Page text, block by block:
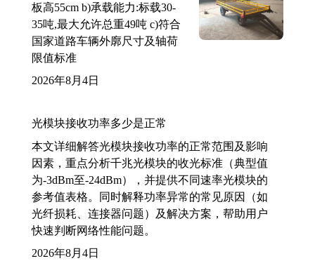
板高55cm b)承载能力:标载30-
35吨,最大允许总重49吨 c)符合
国家道路车辆外廓尺寸及轴荷
限值标准
2026年8月4日
光模块接收功率多少是正常
本文详细解答光模块接收功率的正常范围及影响
因素，重点分析千兆光模块的收光标准（典型值
为-3dBm至-24dBm），并提供不同速率光模块的
参考值表格。同时解释功率异常的常见原因（如
光纤损耗、连接器问题）及解决方案，帮助用户
快速判断网络性能问题。
2026年8月4日